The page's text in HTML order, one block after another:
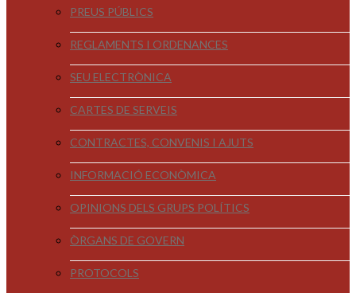
PREUS PÚBLICS
REGLAMENTS I ORDENANCES
SEU ELECTRÒNICA
CARTES DE SERVEIS
CONTRACTES, CONVENIS I AJUTS
INFORMACIÓ ECONÒMICA
OPINIONS DELS GRUPS POLÍTICS
ÒRGANS DE GOVERN
PROTOCOLS